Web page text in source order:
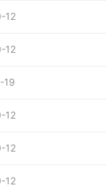
12
12
19
12
12
12